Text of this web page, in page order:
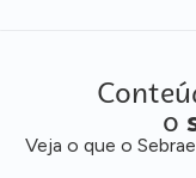
o
Veja o que o